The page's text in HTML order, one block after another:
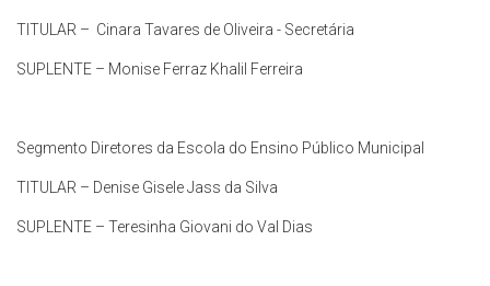
TITULAR – Cinara Tavares de Oliveira - Secretária
SUPLENTE – Monise Ferraz Khalil Ferreira
Segmento Diretores da Escola do Ensino Público Municipal
TITULAR – Denise Gisele Jass da Silva
SUPLENTE – Teresinha Giovani do Val Dias